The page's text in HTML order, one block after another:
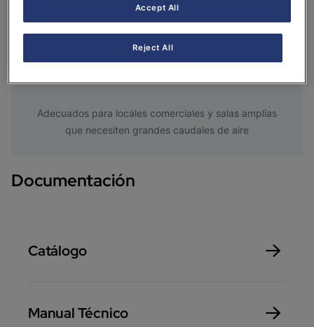
necesidades de instalación. Diferentes posibilidades de
salida/entrada de aire
Adecuados para locales comerciales y salas amplias
que necesiten grandes caudales de aire
Documentación
Catálogo
Manual Técnico
Reject All
Accept All